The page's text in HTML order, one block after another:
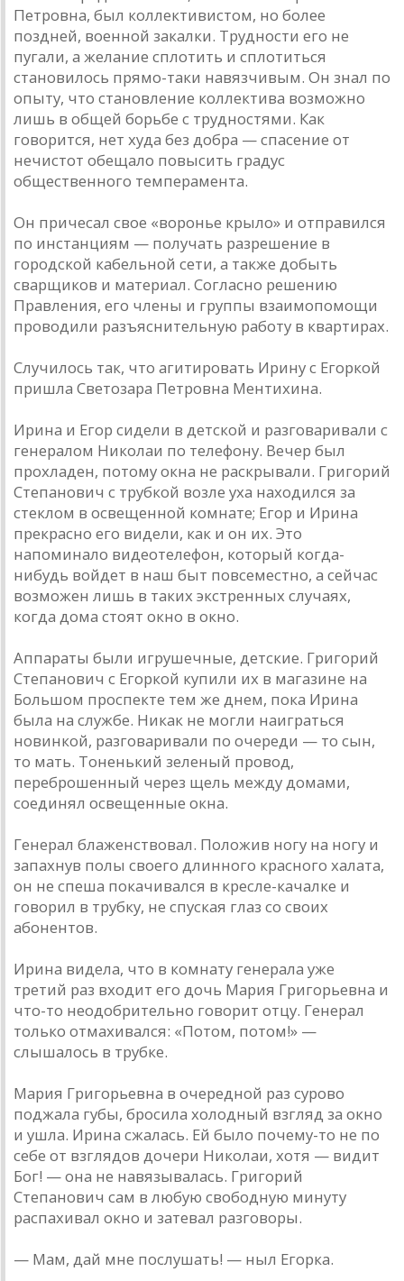
Петровна, был коллективистом, но более
поздней, военной закалки. Трудности его не
пугали, а желание сплотить и сплотиться
становилось прямо-таки навязчивым. Он знал по
опыту, что становление коллектива возможно
лишь в общей борьбе с трудностями. Как
говорится, нет худа без добра — спасение от
нечистот обещало повысить градус
общественного темперамента.
Он причесал свое «воронье крыло» и отправился
по инстанциям — получать разрешение в
городской кабельной сети, а также добыть
сварщиков и материал. Согласно решению
Правления, его члены и группы взаимопомощи
проводили разъяснительную работу в квартирах.
Случилось так, что агитировать Ирину с Егоркой
пришла Светозара Петровна Ментихина.
Ирина и Егор сидели в детской и разговаривали с
генералом Николаи по телефону. Вечер был
прохладен, потому окна не раскрывали. Григорий
Степанович с трубкой возле уха находился за
стеклом в освещенной комнате; Егор и Ирина
прекрасно его видели, как и он их. Это
напоминало видеотелефон, который когда-
нибудь войдет в наш быт повсеместно, а сейчас
возможен лишь в таких экстренных случаях,
когда дома стоят окно в окно.
Аппараты были игрушечные, детские. Григорий
Степанович с Егоркой купили их в магазине на
Большом проспекте тем же днем, пока Ирина
была на службе. Никак не могли наиграться
новинкой, разговаривали по очереди — то сын,
то мать. Тоненький зеленый провод,
переброшенный через щель между домами,
соединял освещенные окна.
Генерал блаженствовал. Положив ногу на ногу и
запахнув полы своего длинного красного халата,
он не спеша покачивался в кресле-качалке и
говорил в трубку, не спуская глаз со своих
абонентов.
Ирина видела, что в комнату генерала уже
третий раз входит его дочь Мария Григорьевна и
что-то неодобрительно говорит отцу. Генерал
только отмахивался: «Потом, потом!» —
слышалось в трубке.
Мария Григорьевна в очередной раз сурово
поджала губы, бросила холодный взгляд за окно
и ушла. Ирина сжалась. Ей было почему-то не по
себе от взглядов дочери Николаи, хотя — видит
Бог! — она не навязывалась. Григорий
Степанович сам в любую свободную минуту
распахивал окно и затевал разговоры.
— Мам, дай мне послушать! — ныл Егорка.